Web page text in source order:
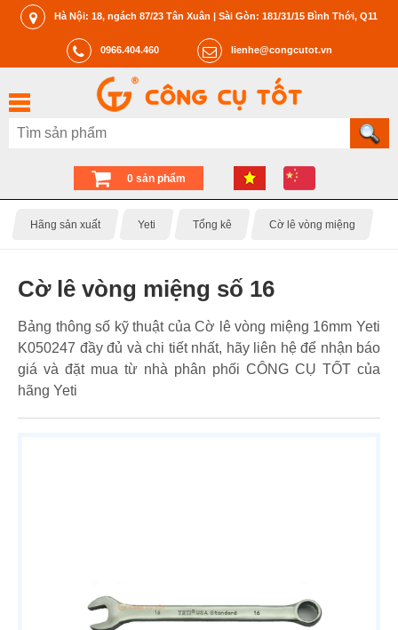
Hà Nội: 18, ngách 87/23 Tân Xuân | Sài Gòn: 181/31/15 Bình Thới, Q11
0966.404.460 lienhe@congcutot.vn
0 sản phẩm
Hãng sản xuất Yeti Tổng kê Cờ lê vòng miệng
Cờ lê vòng miệng số 16
Bảng thông số kỹ thuật của Cờ lê vòng miệng 16mm Yeti
K050247 đầy đủ và chi tiết nhất, hãy liên hệ để nhận báo
giá và đặt mua từ nhà phân phối CÔNG CỤ TỐT của
hãng Yeti